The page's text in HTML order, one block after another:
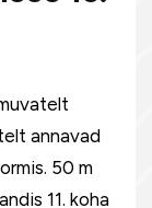
annavad
50 m
11. koha